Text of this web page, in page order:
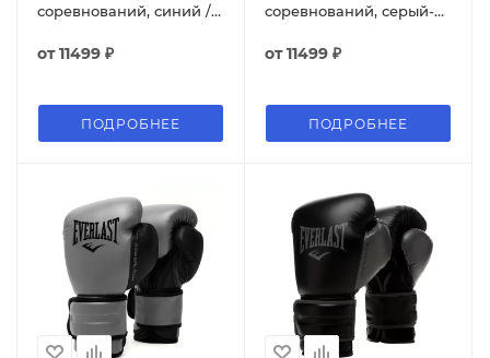
соревнований, синий /
от11499 ₽
ПОДРОБНЕЕ
соревнований, серый-
от11499 ₽
ПОДРОБНЕЕ